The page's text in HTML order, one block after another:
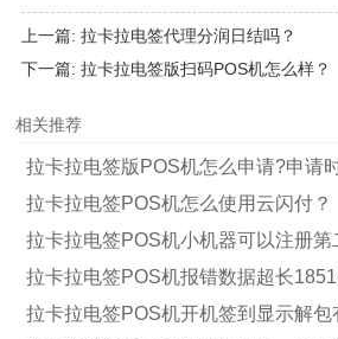
上一篇: 拉卡拉电签代理分润日结吗？
下一篇: 拉卡拉电签版扫码POS机怎么样？
相关推荐
拉卡拉电签版POS机怎么申请?申请
拉卡拉电签POS机怎么使用云闪付？
拉卡拉电签POS机小机器可以注册第
拉卡拉电签POS机报错数据超长
拉卡拉电签POS机开机签到显示解包